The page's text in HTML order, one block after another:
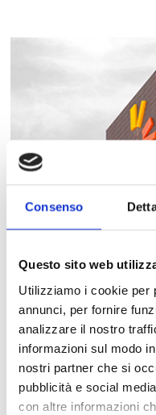
Consenso
Questo sito web
Utilizziamo i cookie per
annunci, per fornire
analizzare il nostro
informazioni sul modo
nostri partner che si
pubblicità e social
con altre informazioni
MAPPA
Trova in un attimo il